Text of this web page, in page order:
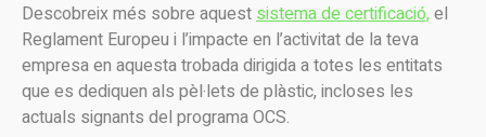
Descobreix més sobre aquestsistema de certificació, el
Reglament Europeu i l’impacte en l’activitat de la teva
empresa en aquesta trobada dirigida a totes les entitats
que es dediquen als pèl·lets de plàstic, incloses les
actuals signants del programa OCS.